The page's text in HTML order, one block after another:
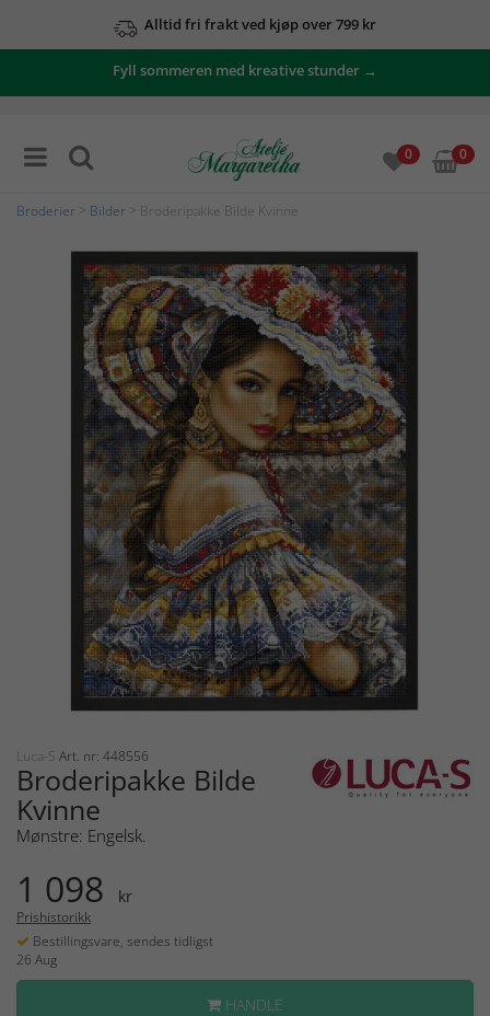
Alltid fri frakt ved kjøp over 799 kr
Fyll sommeren med kreative stunder →
0 0
Broderier Bilder > Broderipakke Bilde Kvinne
Luca-S Art. nr: 448556
Broderipakke Bilde
Kvinne
Mønstre: Engelsk.
1 098 kr
Prishistorikk
Bestillingsvare, sendes tidligst
26 Aug
HANDLE